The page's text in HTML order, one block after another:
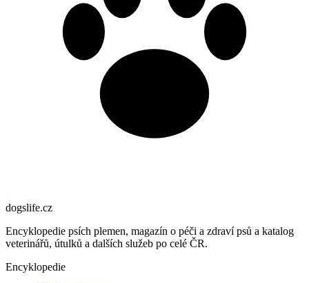
dogslife.cz
Encyklopedie psích plemen, magazín o péči a zdraví psů a katalog
veterinářů, útulků a dalších služeb po celé ČR.
Encyklopedie